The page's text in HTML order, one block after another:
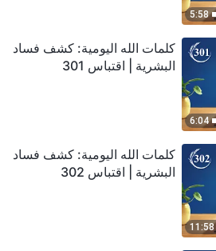
5:58
6:04
كلمات الله اليومية: كشف فساد
البشرية | اقتباس 301
11:58
كلمات الله اليومية: كشف فساد
البشرية | اقتباس 302